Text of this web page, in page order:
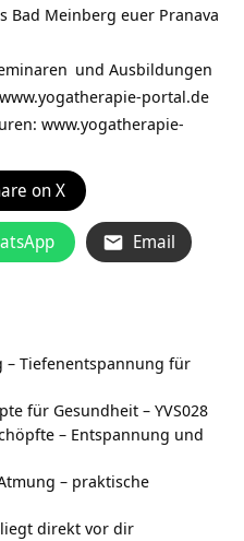
Bad Meinberg euer Pranava
und Ausbildungen
www.yogatherapie-portal.de
www.yogatherapie-
on X
Email
Tiefenentspannung für
für Gesundheit – YVS028
– Entspannung und
– praktische
liegt direkt vor dir